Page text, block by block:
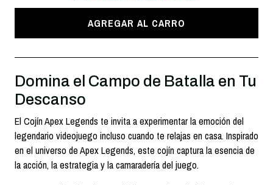
AGREGAR AL CARRO
Domina el Campo de Batalla en Tu
Descanso
El Cojín Apex Legends te invita a experimentar la emoción del
legendario videojuego incluso cuando te relajas en casa. Inspirado
en el universo de Apex Legends, este cojín captura la esencia de
la acción, la estrategia y la camaradería del juego.